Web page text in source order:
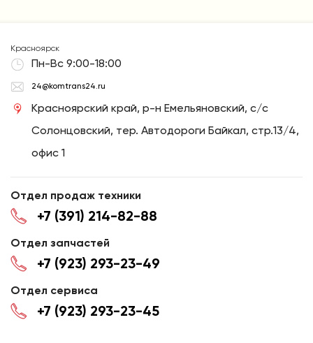
Красноярск
Пн-Вс 9:00-18:00
24@komtrans24.ru
Красноярский край, р-н Емельяновский, с/с
Солонцовский, тер. Автодороги Байкал, стр.13/4,
офис 1
Отдел продаж техники
+7 (391) 214-82-88
Отдел запчастей
+7 (923) 293-23-49
Отдел сервиса
+7 (923) 293-23-45